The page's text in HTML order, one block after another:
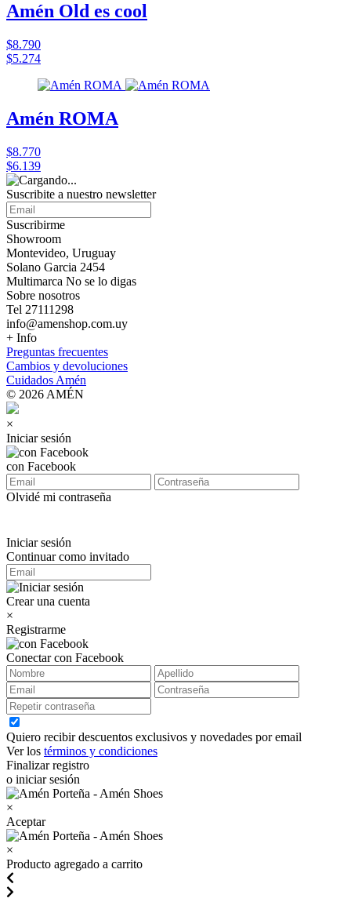
Amén Old es cool
$8.790
$5.274
Amén ROMA
$8.770
$6.139
Suscribite a nuestro newsletter
Suscribirme
Showroom
Montevideo, Uruguay
Solano Garcia 2454
Multimarca No se lo digas
Sobre nosotros
Tel 27111298
info@amenshop.com.uy
+ Info
Preguntas frecuentes
Cambios y devoluciones
Cuidados Amén
© 2026 AMÉN
×
Iniciar sesión
con Facebook
Olvidé mi contraseña
Iniciar sesión
Continuar como invitado
Crear una cuenta
×
Registrarme
Conectar con Facebook
Quiero recibir descuentos exclusivos y novedades por email
Ver los términos y condiciones
Finalizar registro
o iniciar sesión
×
Aceptar
×
Producto agregado a carrito